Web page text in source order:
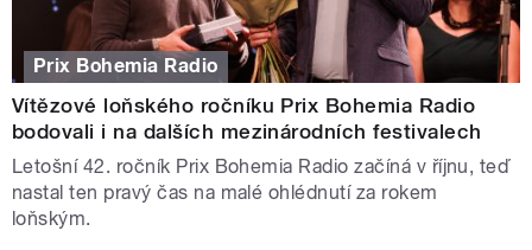
Prix Bohemia Radio
Vítězové loňského ročníku Prix Bohemia Radio
bodovali i na dalších mezinárodních festivalech
Letošní 42. ročník Prix Bohemia Radio začíná v říjnu, teď
nastal ten pravý čas na malé ohlédnutí za rokem
loňským.